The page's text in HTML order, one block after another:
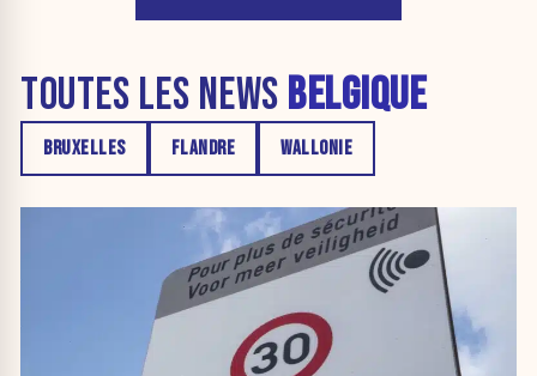
TOUTES LES NEWS BELGIQUE
BRUXELLES FLANDRE WALLONIE